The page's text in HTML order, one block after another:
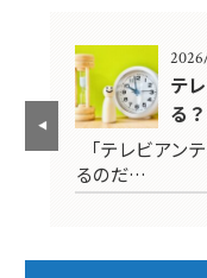
テ
る
「テレビアン
るのだ…